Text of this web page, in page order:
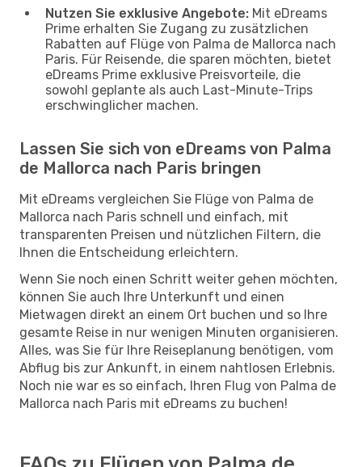
Nutzen Sie exklusive Angebote: Mit eDreams
Prime erhalten Sie Zugang zu zusätzlichen
Rabatten auf Flüge von Palma de Mallorca nach
Paris. Für Reisende, die sparen möchten, bietet
eDreams Prime exklusive Preisvorteile, die
sowohl geplante als auch Last-Minute-Trips
erschwinglicher machen.
Lassen Sie sich von eDreams von Palma
de Mallorca nach Paris bringen
Mit eDreams vergleichen Sie Flüge von Palma de
Mallorca nach Paris schnell und einfach, mit
transparenten Preisen und nützlichen Filtern, die
Ihnen die Entscheidung erleichtern.
Wenn Sie noch einen Schritt weiter gehen möchten,
können Sie auch Ihre Unterkunft und einen
Mietwagen direkt an einem Ort buchen und so Ihre
gesamte Reise in nur wenigen Minuten organisieren.
Alles, was Sie für Ihre Reiseplanung benötigen, vom
Abflug bis zur Ankunft, in einem nahtlosen Erlebnis.
Noch nie war es so einfach, Ihren Flug von Palma de
Mallorca nach Paris mit eDreams zu buchen!